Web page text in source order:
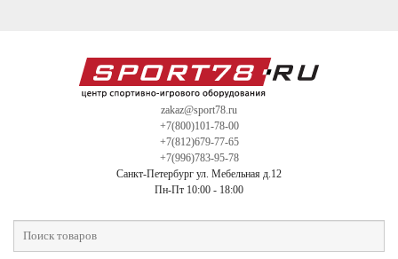
zakaz@sport78.ru
+7(800)101-78-00
+7(812)679-77-65
+7(996)783-95-78
Санкт-Петербург ул. Мебельная д.12
Пн-Пт 10:00 - 18:00